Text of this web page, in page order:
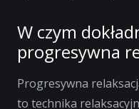
W czym
progresywna
Progresywna
to technika